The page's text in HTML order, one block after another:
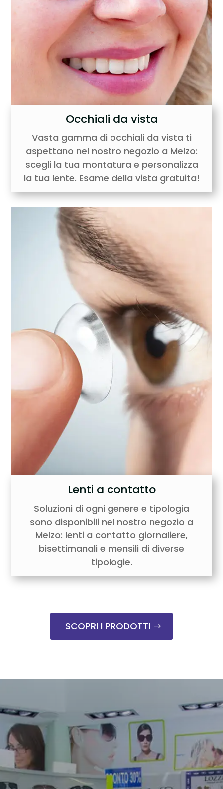
Occhiali da vista
Vasta gamma di occhiali da vista ti
aspettano nel nostro negozio a Melzo:
scegli la tua montatura e personalizza
la tua lente. Esame della vista gratuita!
Lenti a contatto
Soluzioni di ogni genere e tipologia
sono disponibili nel nostro negozio a
Melzo: lenti a contatto giornaliere,
bisettimanali e mensili di diverse
tipologie.
SCOPRI I PRODOTTI